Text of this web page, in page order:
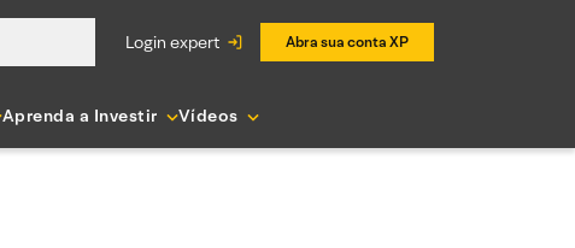
login expert Abra sua conta XP
Aprenda a Investir Vídeos